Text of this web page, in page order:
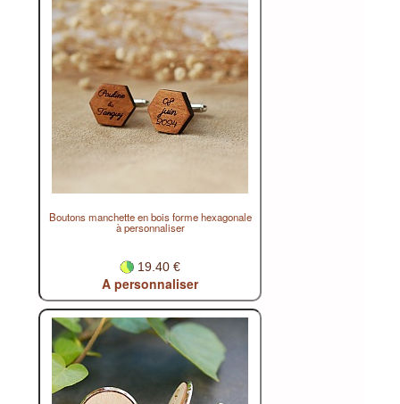
Boutons manchette en bois forme hexagonale
à personnaliser
19.40 €
A personnaliser